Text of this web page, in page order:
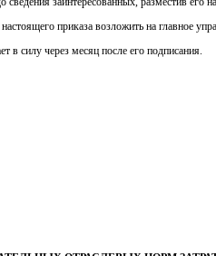
приказа возложить на главное
в силу через месяц после его подписания.